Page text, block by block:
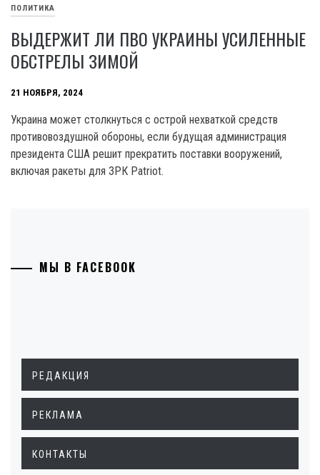
ПОЛИТИКА
ВЫДЕРЖИТ ЛИ ПВО УКРАИНЫ УСИЛЕННЫЕ
ОБСТРЕЛЫ ЗИМОЙ
21 НОЯБРЯ, 2024
Украина может столкнуться с острой нехваткой средств
противовоздушной обороны, если будущая администрация
президента США решит прекратить поставки вооружений,
включая ракеты для ЗРК Patriot.
МЫ В FACEBOOK
РЕДАКЦИЯ
РЕКЛАМА
КОНТАКТЫ